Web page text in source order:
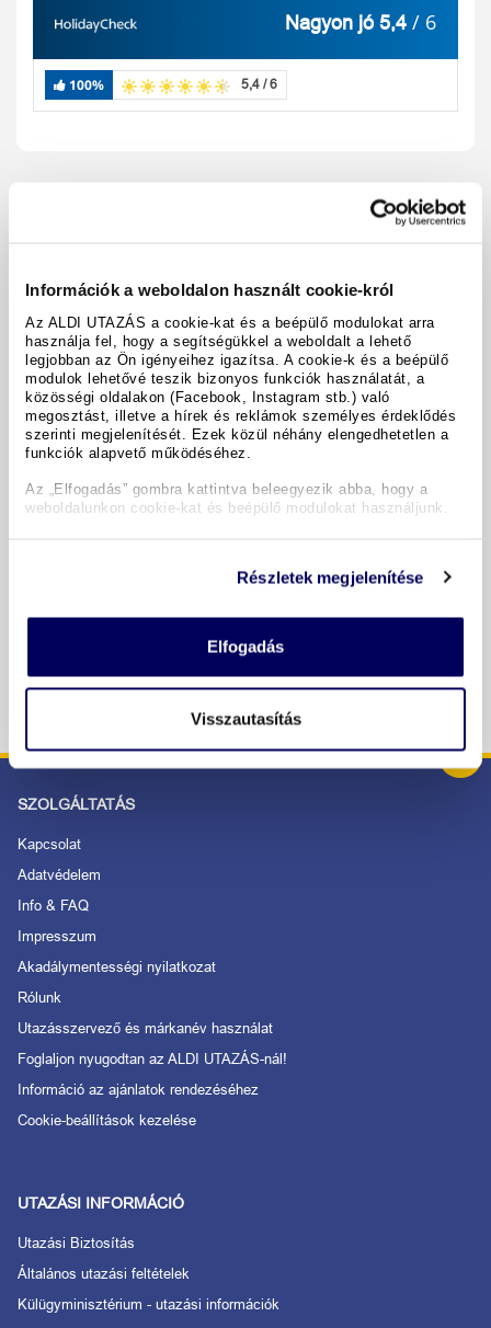
Információk a weboldalon használt cookie-król
Az ALDI UTAZÁS a cookie-kat és a beépülő modulokat arra
használja fel, hogy a segítségükkel a weboldalt a lehető
legjobban az Ön igényeihez igazítsa. A cookie-k és a beépülő
modulok lehetővé teszik bizonyos funkciók használatát, a
közösségi oldalakon (Facebook, Instagram stb.) való
megosztást, illetve a hírek és reklámok személyes érdeklődés
szerinti megjelenítését. Ezek közül néhány elengedhetetlen a
funkciók alapvető működéséhez.
Az „Elfogadás” gombra kattintva beleegyezik abba, hogy a
weboldalunkon cookie-kat és beépülő modulokat használjunk.
Részletek megjelenítése
Elfogadás
Visszautasítás
Nagyon jó 5,4 / 6
100% 5,4 / 6
megosztás
Felszereltség és tények
A hotel részletei
Időpontok & árak
BIZTONSÁGOS RENDELÉS ÉS FIZETÉS
SZOLGÁLTATÁS
Kapcsolat
Adatvédelem
Info & FAQ
Impresszum
Akadálymentességi nyilatkozat
Rólunk
Utazásszervező és márkanév használat
Foglaljon nyugodtan az ALDI UTAZÁS-nál!
Információ az ajánlatok rendezéséhez
Cookie-beállítások kezelése
UTAZÁSI INFORMÁCIÓ
Utazási Biztosítás
Általános utazási feltételek
Külügyminisztérium - utazási információk